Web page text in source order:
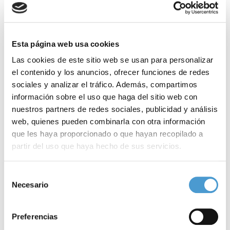
Esta página web usa cookies
Las cookies de este sitio web se usan para personalizar
el contenido y los anuncios, ofrecer funciones de redes
sociales y analizar el tráfico. Además, compartimos
información sobre el uso que haga del sitio web con
nuestros partners de redes sociales, publicidad y análisis
web, quienes pueden combinarla con otra información
que les haya proporcionado o que hayan recopilado a
partir del uso que haya hecho de sus servicios.
de cookies
Necesario
Preferencias
conmemorativa dedicado a Florence Nightingale, realizado por la
Real Casa de Correos, de manos de Belén Yuste, responsable del
Área de Cultura y Ciencia del Hospital Universitario 12 de
Octubre, y Sonnia Rivas, directora de Rocaviva eventos.
El acto, que llenó por completo la Cátedra Mayor del Ateneo,
estuvo marcado por la emoción de los testimonios y los
discursos, y concluyó con una actuación musical a cargo de la
‘coplera eléctrica’ Rosalinda Galán y el guitarrista Mario Rubio,
quienes pusieron el broche final con una propuesta que
Ganadoras de las VI